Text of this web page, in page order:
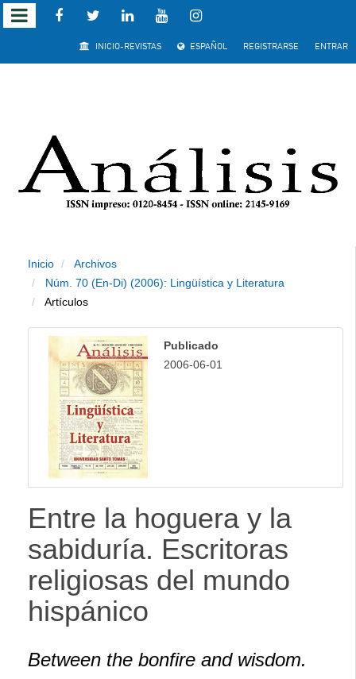
Salto rápido al contenido de la página
Navegación principal
INICIO-REVISTAS ESPAÑOL REGISTRARSE ENTRAR
Inicio
Archivos
Núm. 70 (En-Di) (2006): Lingüística y Literatura
Artículos
Publicado
2006-06-01
Entre la hoguera y la
sabiduría. Escritoras
religiosas del mundo
hispánico
Between the bonfire and wisdom.